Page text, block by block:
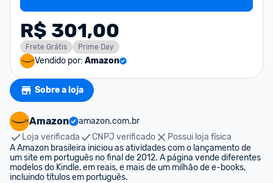
R$ 301,00
Frete Grátis Prime Day
Vendido por: Amazon
Sobre a loja
Amazon
amazon.com.br
Loja verificada
CNPJ verificado
Possui loja física
A Amazon brasileira iniciou as atividades com o lançamento de
um site em português no final de 2012. A página vende diferentes
modelos do Kindle, em reais, e mais de um milhão de e-books,
incluindo títulos em português.